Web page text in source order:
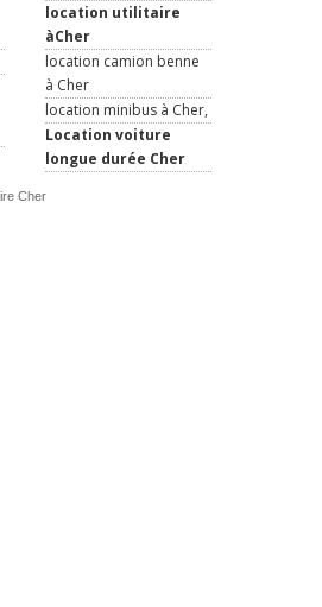
location utilitaire
àCher
location camion benne
à Cher
location minibus à Cher,
Location voiture
longue durée Cher
Cher